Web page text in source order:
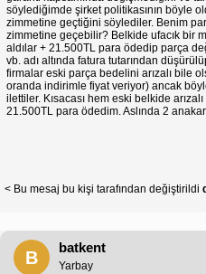
söylediğimde şirket politikasının böyle
zimmetine geçtiğini söylediler. Benim
zimmetine geçebilir? Belkide ufacık bir
aldılar + 21.500TL para ödedip parça
vb. adı altında fatura tutarından
firmalar eski parça bedelini arızalı bile
oranda indirimle fiyat veriyor) ancak
ilettiler. Kısacası hem eski belkide
21.500TL para ödedim. Aslında 2
< Bu mesaj bu kişi tarafından değiştirildi
B
batkent
Yarbay